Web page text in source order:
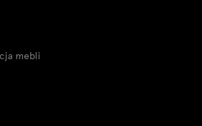
mebli